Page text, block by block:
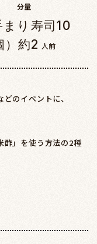
分量
まり寿司10
）約2 人前
のイベントに、
酢」を使う方法の2種